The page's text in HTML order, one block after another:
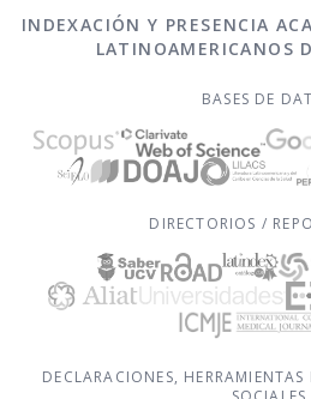
INDEXACIÓN Y PRESENCIA
LATINOAMERICANOS
BASES DE
DIRECTORIOS /
DECLARACIONES, HERRAMIENTAS